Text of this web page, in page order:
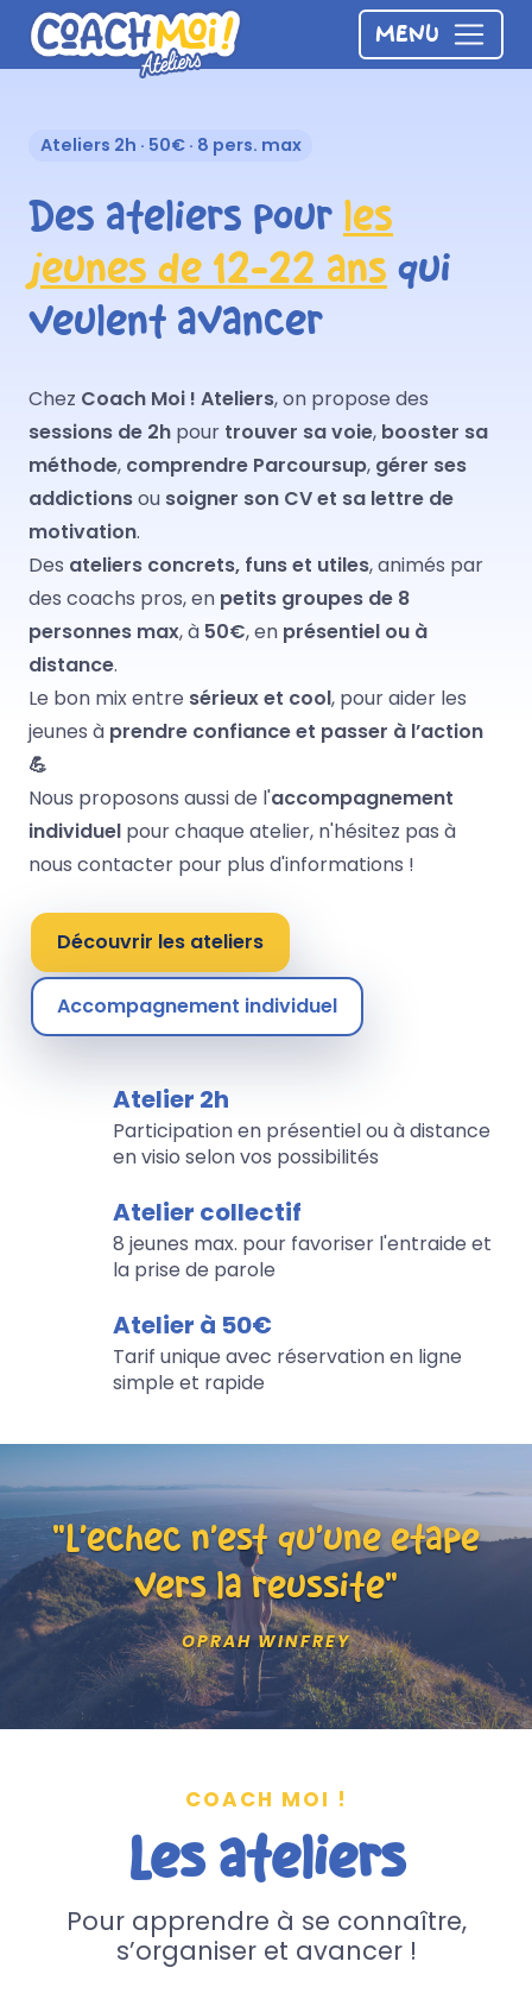
MENU
Ateliers 2h · 50€ · 8 pers. max
Des ateliers pour les
jeunes de 12-22 ans qui
veulent avancer
Chez Coach Moi ! Ateliers, on propose des
sessions de 2h pour trouver sa voie, booster sa
méthode, comprendre Parcoursup, gérer ses
addictionsou soigner son CV et sa lettre de
motivation.
Des ateliers concrets, funs et utiles, animés par
des coachs pros, en petits groupes de 8
personnes max, à 50€, en présentiel ou à
distance.
Le bon mix entre sérieux et cool, pour aider les
jeunes à prendre confiance et passer à l’action
💪
Nous proposons aussi de l'accompagnement
individuel pour chaque atelier, n'hésitez pas à
nous contacter pour plus d'informations !
Découvrir les ateliers
Accompagnement individuel
Atelier 2h
Participation en présentiel ou à distance
en visio selon vos possibilités
Atelier collectif
8 jeunes max. pour favoriser l'entraide et
la prise de parole
Atelier à 50€
Tarif unique avec réservation en ligne
simple et rapide
«L’échec n’est qu’une étape
vers la réussite»
OPRAH WINFREY
COACH MOI !
Les ateliers
Pour apprendre à se connaître,
s’organiser et avancer !
Panneau de gestion des cookies